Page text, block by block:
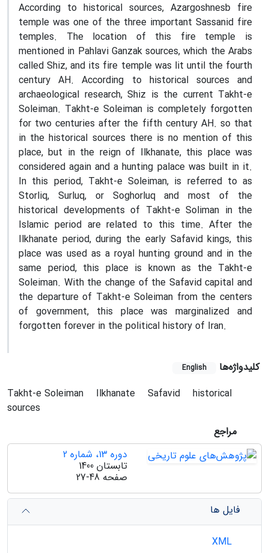
According to historical sources, Azargoshnesb fire
temple was one of the three important Sassanid fire
temples. The location of this fire temple is
mentioned in Pahlavi Ganzak sources, which the Arabs
called Shiz, and its fire temple was lit until the fourth
century AH. According to historical sources and
archaeological research, Shiz is the current Takht-e
Soleiman. Takht-e Soleiman is completely forgotten
for two centuries after the fifth century AH. so that
in the historical sources there is no mention of this
place, but in the reign of Ilkhanate, this place was
considered again and a hunting palace was built in it.
In this period, Takht-e Soleiman, is referred to as
Storliq, Surluq, or Soghorluq and most of the
historical developments of Takht-e Soliman in the
Islamic period are related to this time. After the
Ilkhanate period, during the early Safavid kings, this
place was used as a royal hunting ground and in the
same period, this place is known as the Takht-e
Soleiman. With the change of the Safavid capital and
the departure of Takht-e Soleiman from the centers
of government, this place was marginalized and
forgotten forever in the political history of Iran.
کلیدواژه‌ها English
Takht-e Soleiman Ilkhanate Safavid
historical
sources
مراجع
دوره 13، شماره 2
تابستان 1400
صفحه 27-48
فایل ها